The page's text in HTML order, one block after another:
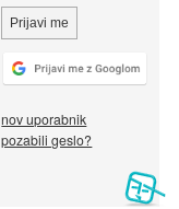
nov uporabnik
pozabili geslo?